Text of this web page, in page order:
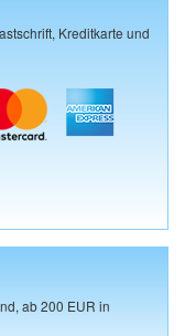
Kreditkarte und
ab 200 EUR in